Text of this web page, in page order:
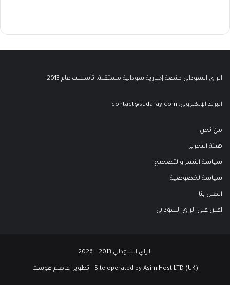
الراي السوداني منصة إخبارية سودانية مستقلة، تأسست عام 2013.
البريد الإلكتروني: contact@sudaray.com
من نحن
هيئة التحرير
سياسة النشر والتصحيح
سياسة لخصوصية
اتصل بنا
اعلن على الراي السوداني
الراي السوداني 2013 – 2026
Site operated by Asim Host LTD (UK) - تطوير: عاصم هوست